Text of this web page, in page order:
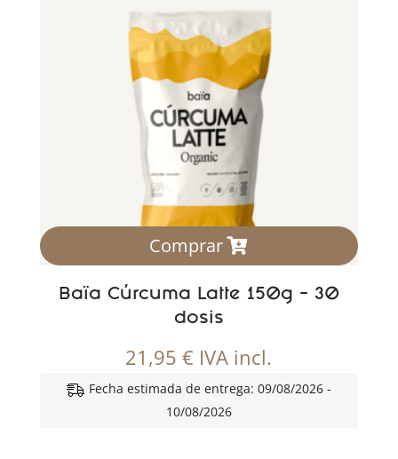
Comprar
Baïa Cúrcuma Latte 150g – 30
dosis
21,95€ IVA incl.
Fecha estimada de entrega: 09/08/2026 -
10/08/2026